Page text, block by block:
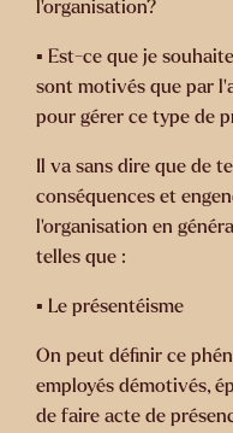
l’organisation?
▪️ Est-ce que je
sont motivés que par
pour gérer ce type de
Il va sans dire que de
conséquences et
l’organisation en
telles que :
▪️ Le présentéisme
On peut définir ce
employés démotivés,
de faire acte de